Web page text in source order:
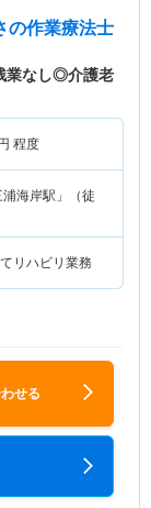
の作業療法士
業なし◎介護老
程度
海岸駅」（徒
リハビリ業務
せる